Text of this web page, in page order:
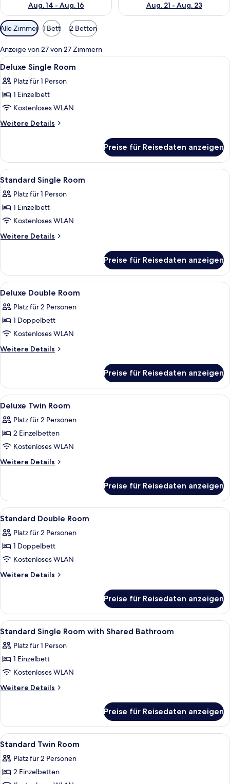
Aug. 14 - Aug. 16
Aug. 21 - Aug. 23
Verfügbare
Filter
für
Zimmer
Alle Zimmer 1 Bett 2 Betten
Anzeige von 27 von 27 Zimmern
Alle
Fotos
für
Deluxe
Single
Room
Ein Schlafzimmer mit Bett,
16
Deluxe Single Room
Platz für 1 Person
1 Einzelbett
Kostenloses WLAN
Weitere Details
Weitere
Single
Room
Preise für Reisedaten anzeigen
Alle
Fotos
für
Standard
Single
Room
Ein Hotelzimmer mit Bett,
20
Standard Single Room
Platz für 1 Person
1 Einzelbett
Kostenloses WLAN
Weitere Details
Weitere
Single
Room
Preise für Reisedaten anzeigen
Alle
Fotos
für
Deluxe
Double
Room
Ein Hotelzimmer mit einem großen
24
Deluxe Double Room
Platz für 2 Personen
1 Doppelbett
Kostenloses WLAN
Weitere Details
Weitere
Double
Room
Preise für Reisedaten anzeigen
Alle
Fotos
für
Deluxe
Twin
Room
Zwei Einzelbetten mit Holz-
21
Deluxe Twin Room
Platz für 2 Personen
2 Einzelbetten
Kostenloses WLAN
Weitere Details
Weitere
Twin
Room
Preise für Reisedaten anzeigen
Alle
Fotos
für
Standard
Double
Room
Ein Hotelzimmer mit Bett, Sessel,
23
Standard Double Room
Platz für 2 Personen
1 Doppelbett
Kostenloses WLAN
Weitere Details
Weitere
Double
Room
Preise für Reisedaten anzeigen
Alle
Fotos
für
Standard
Single
Room
Bathroom
anzeigen
Ein Hotelzimmer mit einem Bett,
17
Standard Single Room with Shared Bathroom
Platz für 1 Person
1 Einzelbett
Kostenloses WLAN
Weitere Details
Weitere
Single
Room
with
Bathroom
Preise für Reisedaten anzeigen
Alle
Fotos
für
Standard
Ein Hotelzimmer mit zwei Betten,
26
Standard Twin Room
Platz für 2 Personen
2 Einzelbetten